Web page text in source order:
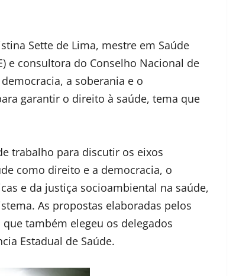
Sette de Lima, mestre em Saúde
e consultora do Conselho Nacional de
a soberania e o
garantir o direito à saúde, tema que
trabalho para discutir os eixos
como direito e a democracia, o
e da justiça socioambiental na saúde,
As propostas elaboradas pelos
também elegeu os delegados
Estadual de Saúde.